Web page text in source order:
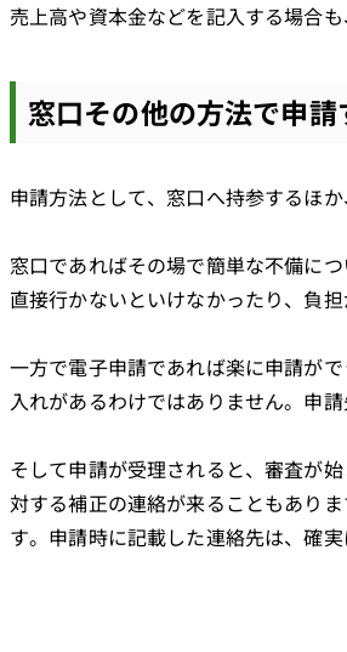
売上高や資本金などを記入する場合
窓口その他の方法で申請
申請方法として、窓口へ持参するほ
窓口であればその場で簡単な不備に
直接行かないといけなかったり、負担
一方で電子申請であれば楽に申請が
入れがあるわけではありません。申
そして申請が受理されると、審査が
対する補正の連絡が来ることもあり
す。申請時に記載した連絡先は、確